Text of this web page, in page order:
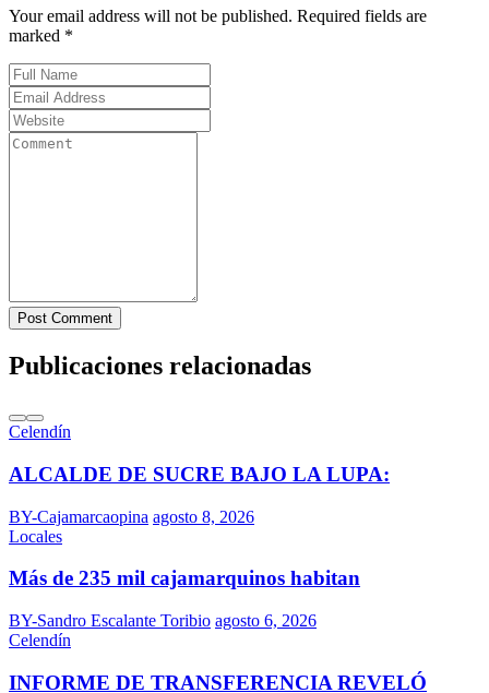
Your email address will not be published. Required fields are
marked *
Post Comment
Publicaciones relacionadas
Celendín
ALCALDE DE SUCRE BAJO LA LUPA:
BY-Cajamarcaopina agosto 8, 2026
Locales
Más de 235 mil cajamarquinos habitan
BY-Sandro Escalante Toribio agosto 6, 2026
Celendín
INFORME DE TRANSFERENCIA REVELÓ